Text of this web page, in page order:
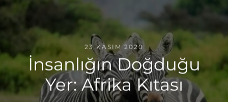
23 KASIM 2020
İnsanlığın Doğduğu
Yer: Afrika Kıtası